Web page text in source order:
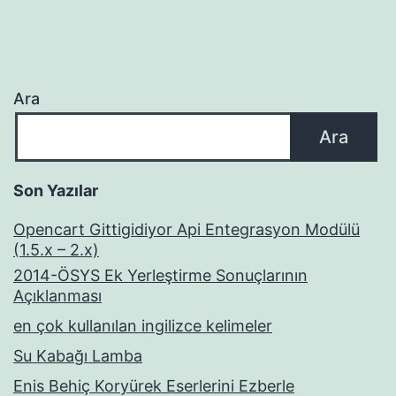
Ara
Ara
Son Yazılar
Opencart Gittigidiyor Api Entegrasyon Modülü
(1.5.x – 2.x)
2014-ÖSYS Ek Yerleştirme Sonuçlarının
Açıklanması
en çok kullanılan ingilizce kelimeler
Su Kabağı Lamba
Enis Behiç Koryürek Eserlerini Ezberle